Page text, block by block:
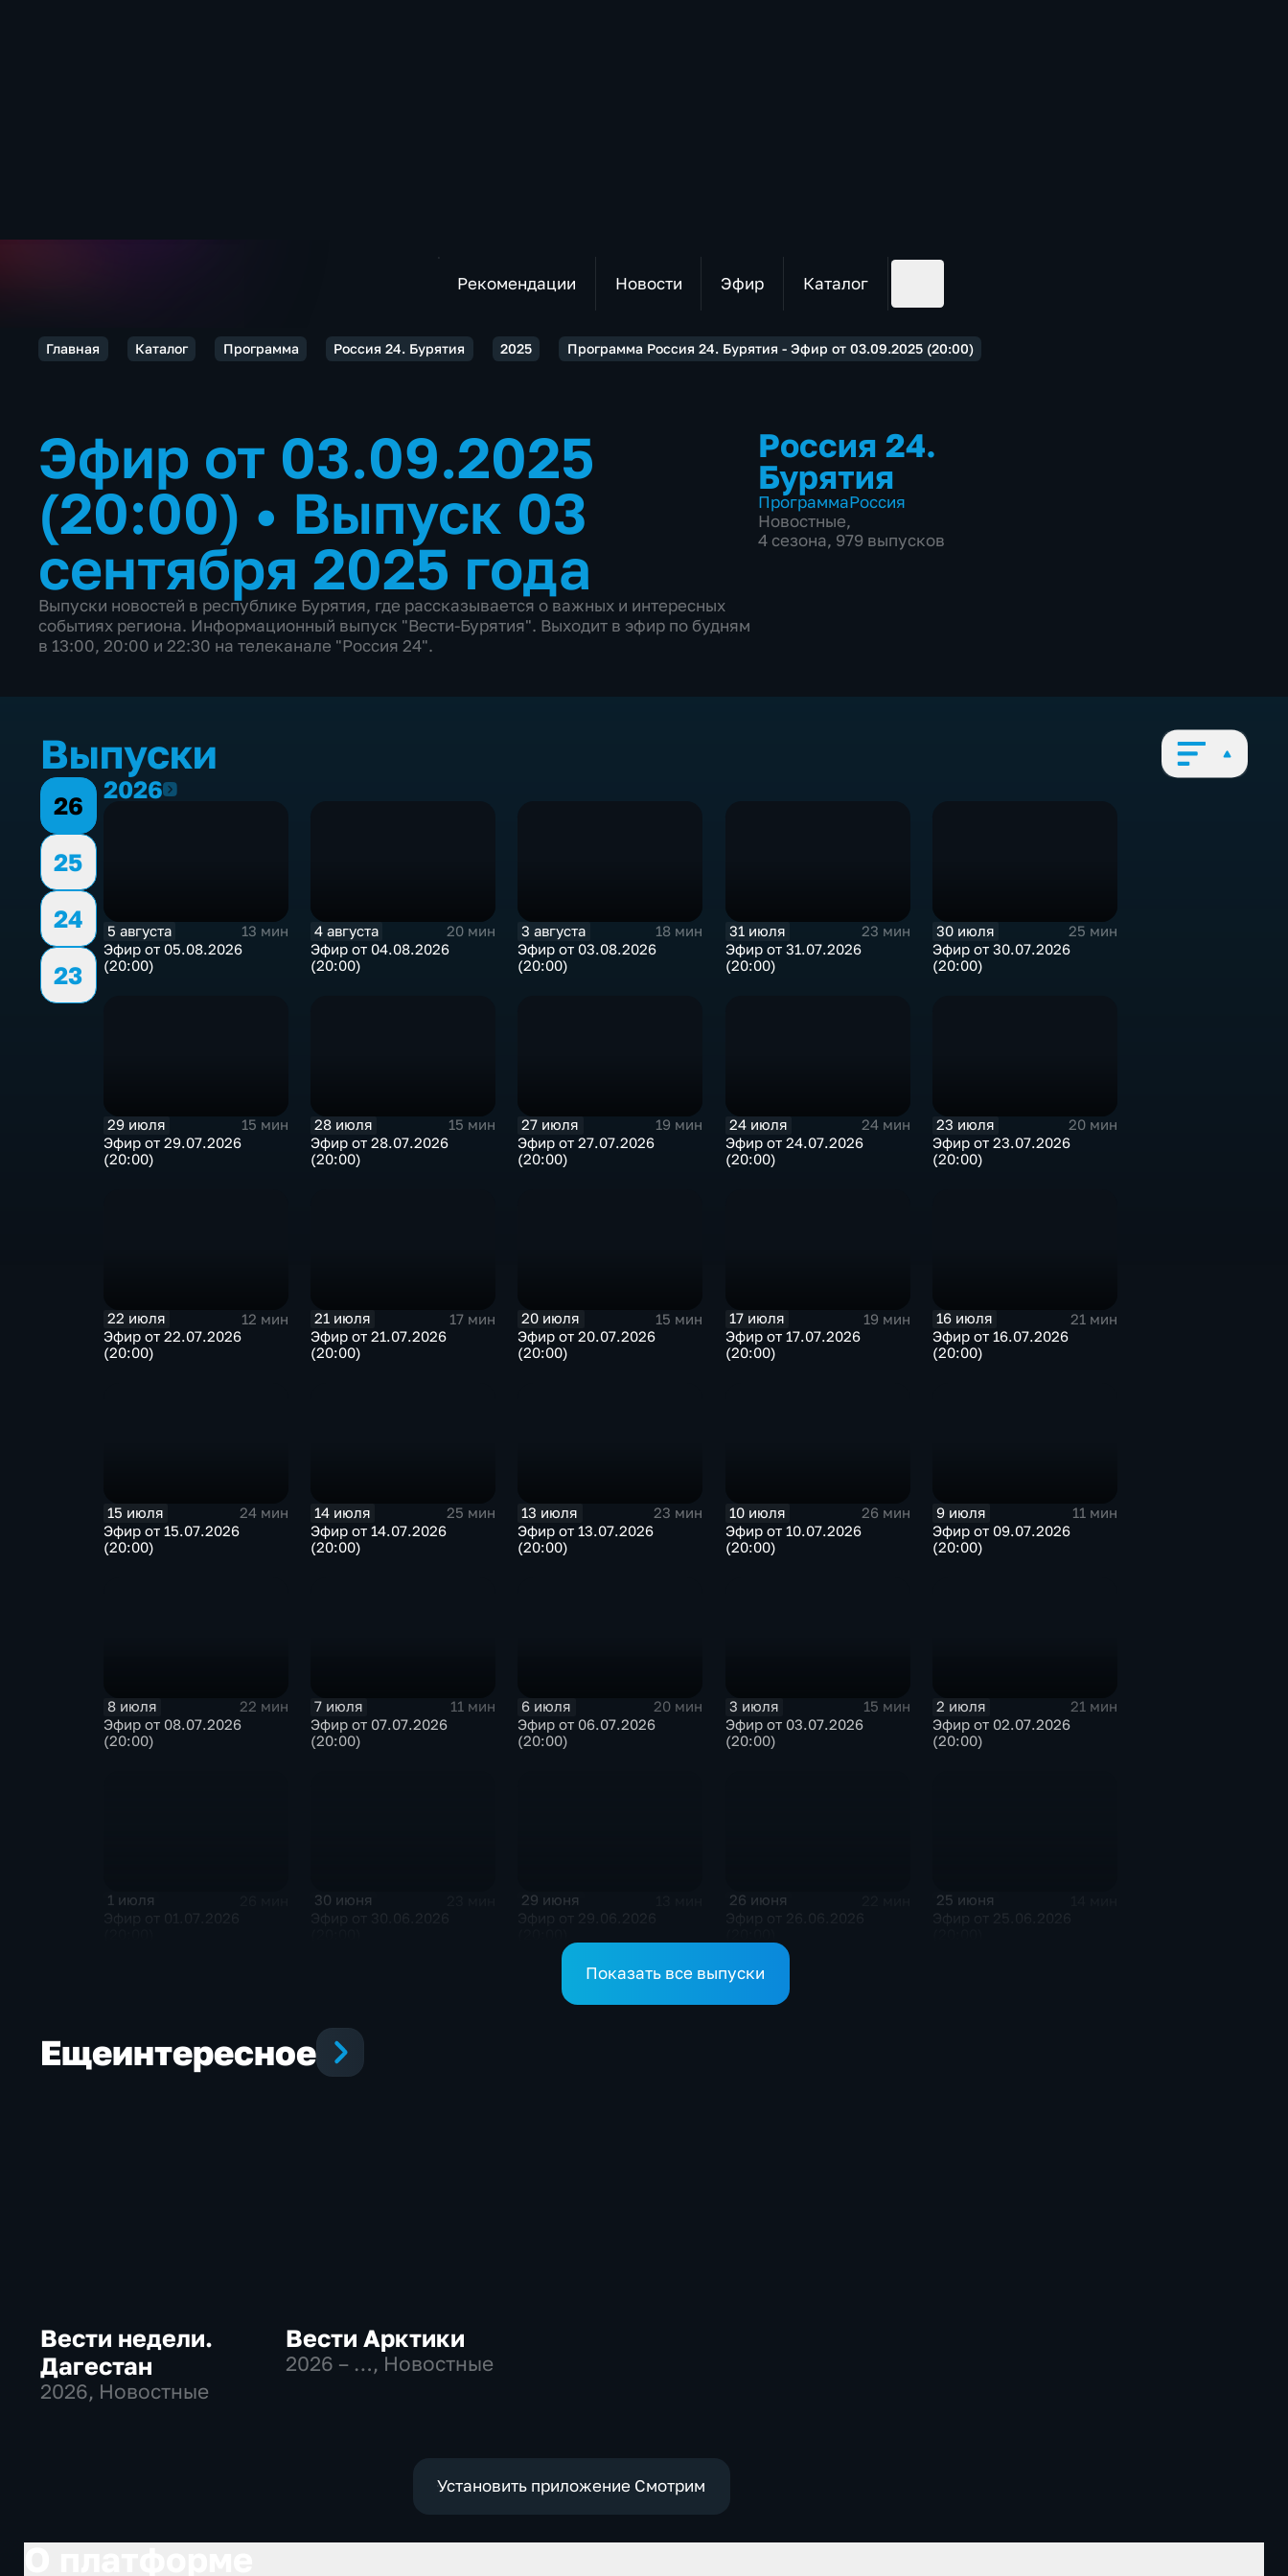
Рекомендации Новости Эфир Каталог
Главная Каталог Программа Россия 24. Бурятия 2025 Программа Россия 24. Бурятия - Эфир от 03.09.2025 (20:00)
Эфир от 03.09.2025
(20:00) • Выпуск 03
сентября 2025 года
Выпуски новостей в республике Бурятия, где рассказывается о важных и интересных
событиях региона. Информационный выпуск "Вести-Бурятия". Выходит в эфир по будням
в 13:00, 20:00 и 22:30 на телеканале "Россия 24".
Россия 24.
Бурятия
ПрограммаРоссия
Новостные,
4 сезона, 979 выпусков
Выпуски
26
25
24
23
20262026
5 августа
13 мин
Эфир от 05.08.2026
(20:00)
4 августа
20 мин
Эфир от 04.08.2026
(20:00)
3 августа
18 мин
Эфир от 03.08.2026
(20:00)
31 июля
23 мин
Эфир от 31.07.2026
(20:00)
30 июля
25 мин
Эфир от 30.07.2026
(20:00)
29 июля
15 мин
Эфир от 29.07.2026
(20:00)
28 июля
15 мин
Эфир от 28.07.2026
(20:00)
27 июля
19 мин
Эфир от 27.07.2026
(20:00)
24 июля
24 мин
Эфир от 24.07.2026
(20:00)
23 июля
20 мин
Эфир от 23.07.2026
(20:00)
22 июля
12 мин
Эфир от 22.07.2026
(20:00)
21 июля
17 мин
Эфир от 21.07.2026
(20:00)
20 июля
15 мин
Эфир от 20.07.2026
(20:00)
17 июля
19 мин
Эфир от 17.07.2026
(20:00)
16 июля
21 мин
Эфир от 16.07.2026
(20:00)
15 июля
24 мин
Эфир от 15.07.2026
(20:00)
14 июля
25 мин
Эфир от 14.07.2026
(20:00)
13 июля
23 мин
Эфир от 13.07.2026
(20:00)
10 июля
26 мин
Эфир от 10.07.2026
(20:00)
9 июля
11 мин
Эфир от 09.07.2026
(20:00)
8 июля
22 мин
Эфир от 08.07.2026
(20:00)
7 июля
11 мин
Эфир от 07.07.2026
(20:00)
6 июля
20 мин
Эфир от 06.07.2026
(20:00)
3 июля
15 мин
Эфир от 03.07.2026
(20:00)
2 июля
21 мин
Эфир от 02.07.2026
(20:00)
1 июля 30 июня 29 июня 26 июня 25 июня
Показать все выпуски
Ещеинтересное
Вести недели.
Дагестан
2026, Новостные
Вести Арктики
2026 – …, Новостные
Установить приложение Смотрим